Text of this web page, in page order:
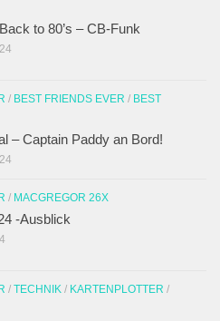
to 80’s – CB-Funk
/ BEST FRIENDS EVER / BEST
– Captain Paddy an Bord!
/ MACGREGOR 26X
-Ausblick
/ TECHNIK / KARTENPLOTTER /